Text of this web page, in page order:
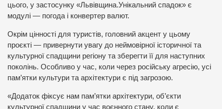
цього, у застосунку «Львівщина.Унікальний спадок» є
модулі — погода і конвертер валют.
Окрім цінності для туристів, головний акцент у цьому
проєкті — привернути увагу до неймовірної історичної та
культурної спадщини регіону та зберегти її для наступних
поколінь. Особливо у час, коли через російську агресію, усі
пам’ятки культури та архітектури є під загрозою.
«Додаток фіксує нам пам’ятки архітектури, об’єкти
культурної спадщини у час воєнного стану, коли є